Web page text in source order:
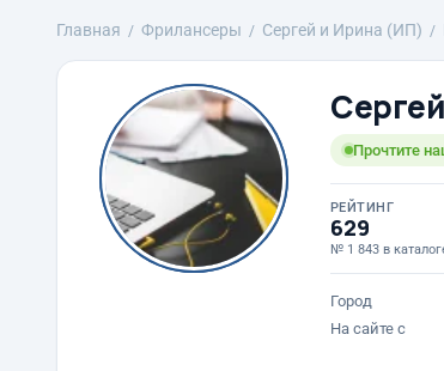
Главная Фрилансеры Сергей и Ирина (ИП)
Прочтите
РЕЙТИНГ
629
№ 1 843 в
Город
На сайте с